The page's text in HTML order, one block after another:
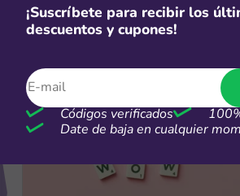
Ofertas de temporada
Ver más
¡Suscríbete para recibir los
descuentos y cupones!
Códigos verificados
Date de baja en cualquier